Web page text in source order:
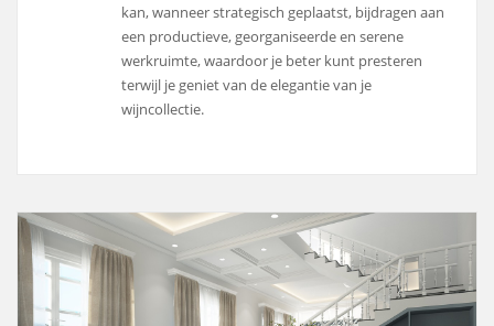
kan, wanneer strategisch geplaatst, bijdragen aan
een productieve, georganiseerde en serene
werkruimte, waardoor je beter kunt presteren
terwijl je geniet van de elegantie van je
wijncollectie.